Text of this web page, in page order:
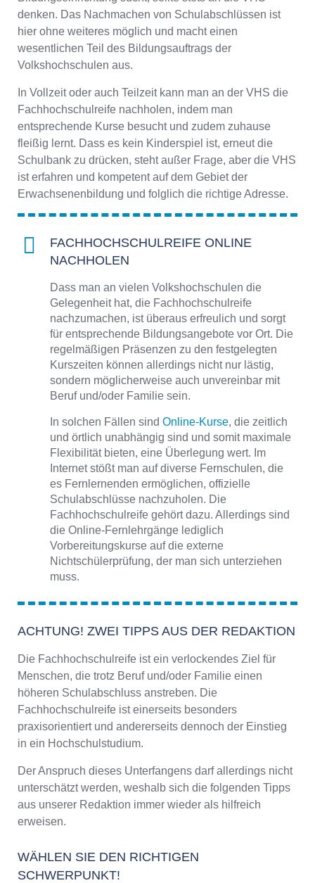
denken. Das Nachmachen von Schulabschlüssen ist
hier ohne weiteres möglich und macht einen
wesentlichen Teil des Bildungsauftrags der
Volkshochschulen aus.
In Vollzeit oder auch Teilzeit kann man an der VHS die
Fachhochschulreife nachholen, indem man
entsprechende Kurse besucht und zudem zuhause
fleißig lernt. Dass es kein Kinderspiel ist, erneut die
Schulbank zu drücken, steht außer Frage, aber die VHS
ist erfahren und kompetent auf dem Gebiet der
Erwachsenenbildung und folglich die richtige Adresse.
FACHHOCHSCHULREIFE ONLINE
NACHHOLEN
Dass man an vielen Volkshochschulen die
Gelegenheit hat, die Fachhochschulreife
nachzumachen, ist überaus erfreulich und sorgt
für entsprechende Bildungsangebote vor Ort. Die
regelmäßigen Präsenzen zu den festgelegten
Kurszeiten können allerdings nicht nur lästig,
sondern möglicherweise auch unvereinbar mit
Beruf und/oder Familie sein.
In solchen Fällen sind Online-Kurse, die zeitlich
und örtlich unabhängig sind und somit maximale
Flexibilität bieten, eine Überlegung wert. Im
Internet stößt man auf diverse Fernschulen, die
es Fernlernenden ermöglichen, offizielle
Schulabschlüsse nachzuholen. Die
Fachhochschulreife gehört dazu. Allerdings sind
die Online-Fernlehrgänge lediglich
Vorbereitungskurse auf die externe
Nichtschülerprüfung, der man sich unterziehen
muss.
ACHTUNG! ZWEI TIPPS AUS DER REDAKTION
Die Fachhochschulreife ist ein verlockendes Ziel für
Menschen, die trotz Beruf und/oder Familie einen
höheren Schulabschluss anstreben. Die
Fachhochschulreife ist einerseits besonders
praxisorientiert und andererseits dennoch der Einstieg
in ein Hochschulstudium.
Der Anspruch dieses Unterfangens darf allerdings nicht
unterschätzt werden, weshalb sich die folgenden Tipps
aus unserer Redaktion immer wieder als hilfreich
erweisen.
WÄHLEN SIE DEN RICHTIGEN
SCHWERPUNKT!